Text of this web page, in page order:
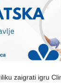
zaigrati igru